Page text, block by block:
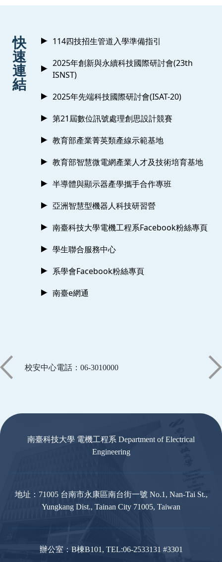
快
速
連
結
114四技招生管道入學準備指引
2025年創新與永續科技國際研討會(23th
ISNST)
2025年先端科技國際研討會(ISAT-20)
第21屆數位訊號處理創思設計競賽
教育部產業菁英類產線示範基地
教育部智慧微電網產業人才及技術培育基地
半導體與顯示器產學攜手合作專班
亞洲智慧型機器人科技研習營
南臺科技大學電機工程系Facebook粉絲專頁
學生聯合服務中心
系學會Facebook粉絲專頁
南臺e網通
校安中心電話：06-3010000
南臺科技大學 電機工程系 Department of Electrical
Engineering
地址：71005 台南市永康區南台街一號 No.1, Nan-Tai St.,
Yungkang Dist., Tainan City 71005, Taiwan
辦公室：B棟B101, TEL:06-2533131 #3301